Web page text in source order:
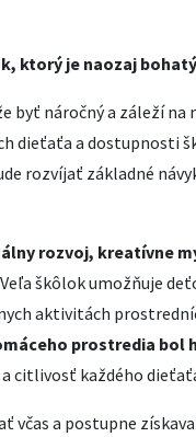
ktorý je naozaj
byť náročný a záleží
dieťaťa a dostupnosti
rozvíjať základné
rozvoj, kreatívne
škôlok umožňuje
aktivitách
prostredia bol
citlivosť každého
včas a postupne